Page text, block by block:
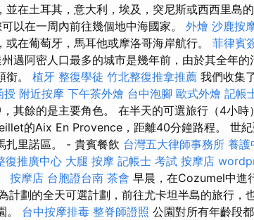
並在土耳其，意大利，埃及，突尼斯或西西里島
以在一周內前往幾個地中海國家。 外燴 沙鹿按
在葡萄牙，馬耳他或摩洛哥海岸航行。 菲律賓
邁阿密人口最多的城市是幾年前，由於其全年的
銜。 植牙 整復學徒 竹北整復推拿推薦 我們收集
授 附近按摩 下午茶外燴 台中泡腳 歐式外燴 記帳
其餘的是主要角色。 在半天的可選旅行（4小時
的Aix En Provence，距離40分鐘路程。 世
扎里諾區。 - 貴賓餐飲 台灣五大律師事務所 養護
復推廣中心 大腿 按摩 記帳士 考試 按摩店
按摩店 台胞證台南 茶會 早晨，在Cozumel中進
計劃的全天可選計劃，前往尤卡坦半島的旅行，
。 台中按摩排毒 整脊師證照 公園對所有年齡段